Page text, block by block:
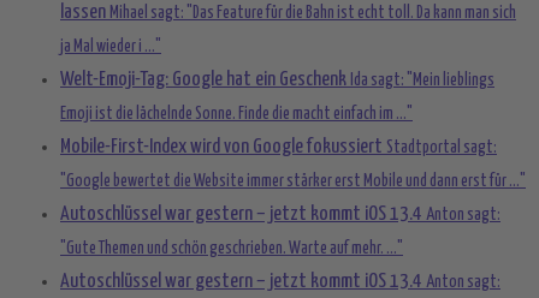
lassen Mihael sagt: "Das Feature für die Bahn ist echt toll. Da kann man sich
ja Mal wieder i ..."
Welt-Emoji-Tag: Google hat ein Geschenk Ida sagt: "Mein lieblings
Emoji ist die lächelnde Sonne. Finde die macht einfach im ..."
Mobile-First-Index wird von Google fokussiert Stadtportal sagt:
"Google bewertet die Website immer stärker erst Mobile und dann erst für ..."
Autoschlüssel war gestern – jetzt kommt iOS 13.4 Anton sagt:
"Gute Themen und schön geschrieben. Warte auf mehr. ..."
Autoschlüssel war gestern – jetzt kommt iOS 13.4 Anton sagt: